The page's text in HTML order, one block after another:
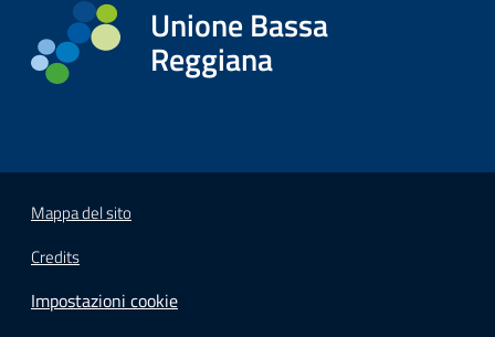
Unione Bassa
Reggiana
Mappa del sito
Credits
Impostazioni cookie